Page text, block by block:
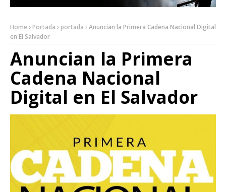
Home Portada portada
Anuncian la Primera Cadena Nacional Digital
en El Salvador
Anuncian la Primera
Cadena Nacional
Digital en El Salvador